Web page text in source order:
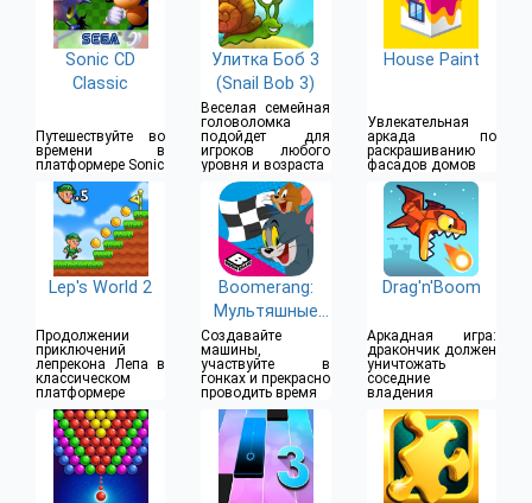
Sonic CD
Classic
Путешествуйте во
времени в
платформере Sonic
Улитка Боб 3
(Snail Bob 3)
Веселая семейная
головоломка
подойдет для
игроков любого
уровня и возраста
House Paint
Увлекательная
аркада по
раскрашиванию
фасадов домов
Lep's World 2
Продолжении
приключений
лепрекона Лепа в
классическом
платформере
Boomerang:
Мультяшные
гонки
Создавайте
машины,
участвуйте в
гонках и прекрасно
проводить время
Drag'n'Boom
Аркадная игра:
дракончик должен
уничтожать
соседние
владения